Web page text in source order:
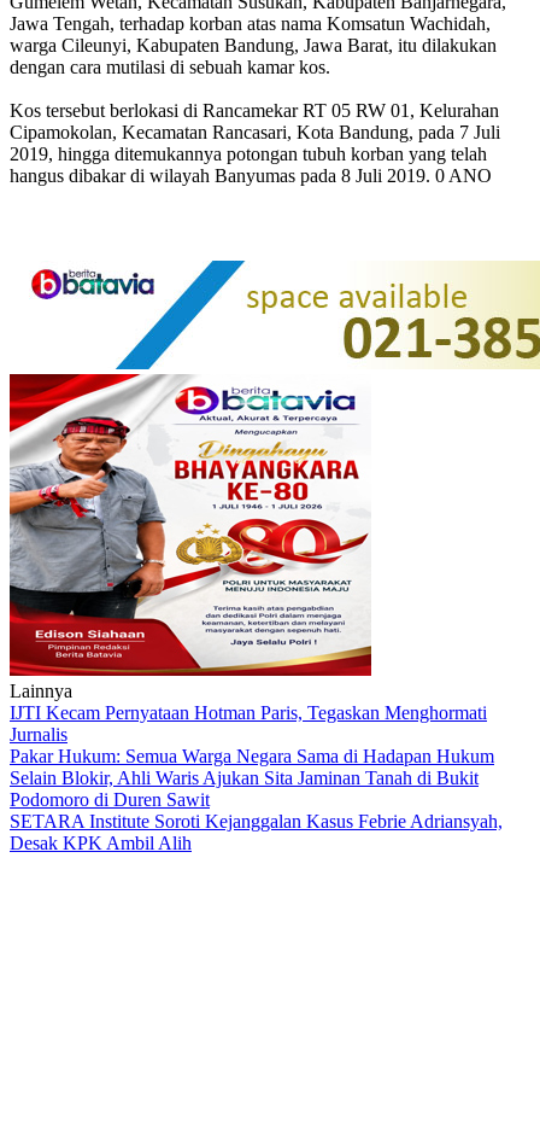
Jawa Tengah, terhadap korban atas nama Komsatun Wachidah,
warga Cileunyi, Kabupaten Bandung, Jawa Barat, itu dilakukan
dengan cara mutilasi di sebuah kamar kos.
Kos tersebut berlokasi di Rancamekar RT 05 RW 01, Kelurahan
Cipamokolan, Kecamatan Rancasari, Kota Bandung, pada 7 Juli
2019, hingga ditemukannya potongan tubuh korban yang telah
hangus dibakar di wilayah Banyumas pada 8 Juli 2019. 0 ANO
Lainnya
IJTI Kecam Pernyataan Hotman Paris, Tegaskan Menghormati
Jurnalis
Pakar Hukum: Semua Warga Negara Sama di Hadapan Hukum
Selain Blokir, Ahli Waris Ajukan Sita Jaminan Tanah di Bukit
Podomoro di Duren Sawit
SETARA Institute Soroti Kejanggalan Kasus Febrie Adriansyah,
Desak KPK Ambil Alih